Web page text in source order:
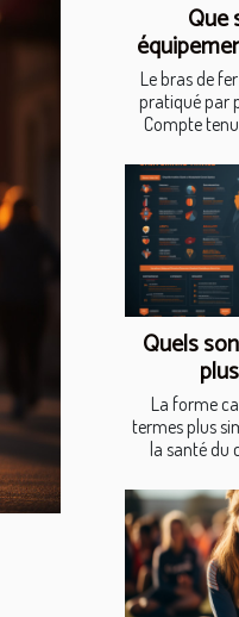
Que
Le bras de
pratiqué par
Compte
Quels
La forme
termes plus
la santé du